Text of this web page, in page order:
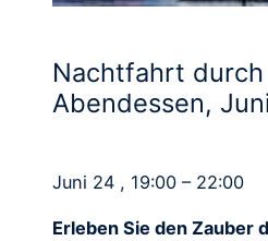
Nachtfahrt
Abendessen,
Juni 24 , 19:00 – 22:00
Erleben Sie den Zauber